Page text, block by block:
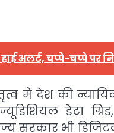
अलर्ट, चप्पे-चप्पे पर
नेतृत्व में देश की
डेटा
सरकार भी